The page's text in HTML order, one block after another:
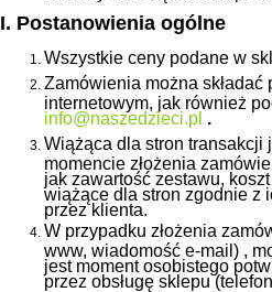
I. Postanowienia ogólne
Wszystkie ceny podane w
Zamówienia można
internetowym, jak również
info@naszedzieci.pl .
Wiążąca dla stron transakcji
momencie złożenia
jak zawartość zestawu,
wiążące dla stron zgodnie z
przez klienta.
W przypadku złożenia
www, wiadomość e-mail) ,
jest moment osobistego
przez obsługę sklepu